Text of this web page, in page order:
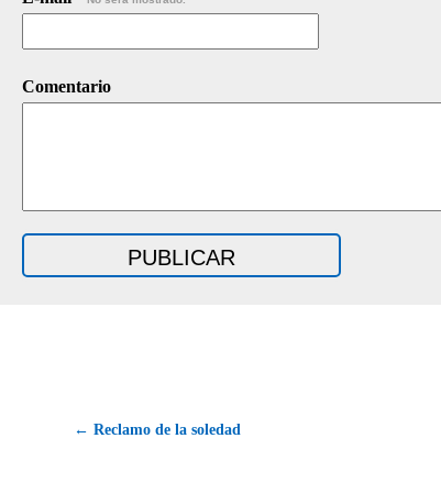
Comentario
← Reclamo de la soledad